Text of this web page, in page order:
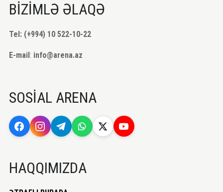
BİZİMLƏ ƏLAQƏ
Tel: (+994) 10 522-10-22
E-mail: info@arena.az
SOSİAL ARENA
HAQQIMIZDA